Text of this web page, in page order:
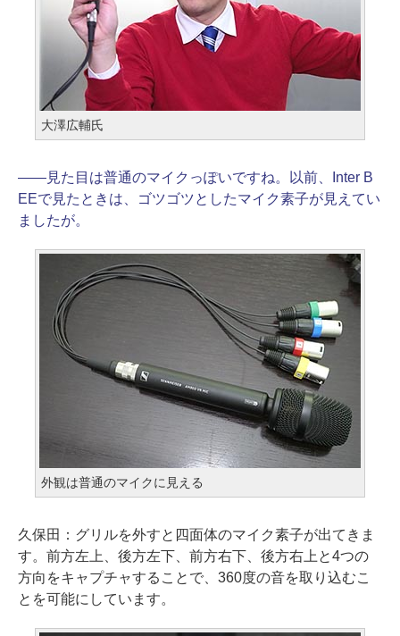
大澤広輔氏
――見た目は普通のマイクっぽいですね。以前、Inter B
EEで見たときは、ゴツゴツとしたマイク素子が見えてい
ましたが。
外観は普通のマイクに見える
久保田： グリルを外すと四面体のマイク素子が出てきま
す。前方左上、後方左下、前方右下、後方右上と4つの
方向をキャプチャすることで、360度の音を取り込むこ
とを可能にしています。